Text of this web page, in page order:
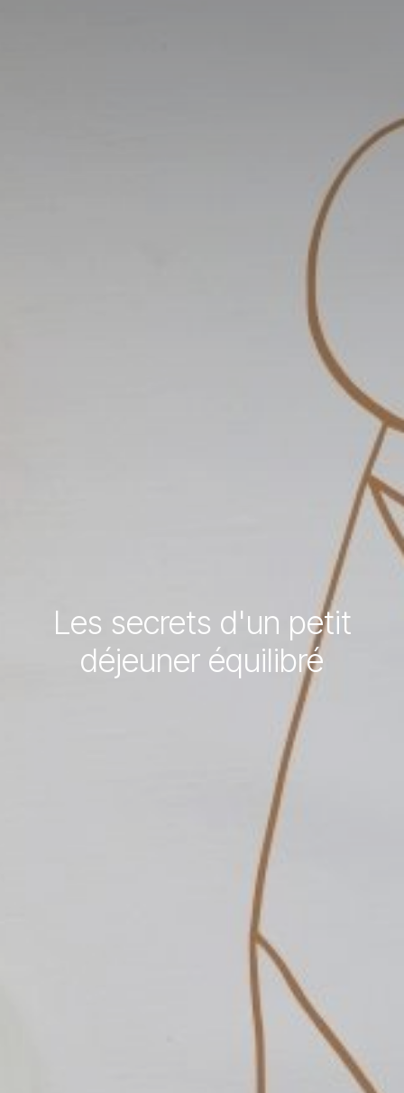
Les secrets d'un petit
déjeuner équilibré